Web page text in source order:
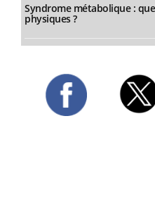
Syndrome métabolique :
physiques ?